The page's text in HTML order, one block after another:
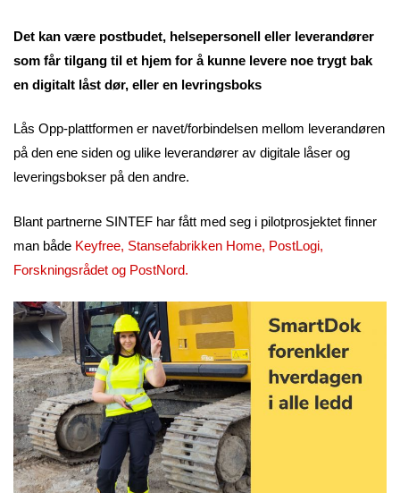
Det kan være postbudet, helsepersonell eller leverandører
som får tilgang til et hjem for å kunne levere noe trygt bak
en digitalt låst dør, eller en levringsboks
Lås Opp-plattformen er navet/forbindelsen mellom leverandøren
på den ene siden og ulike leverandører av digitale låser og
leveringsbokser på den andre.
Blant partnerne SINTEF har fått med seg i pilotprosjektet finner
man både Keyfree, Stansefabrikken Home, PostLogi,
Forskningsrådet og PostNord.